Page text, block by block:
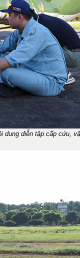
dung diễn tập cấp cứu,